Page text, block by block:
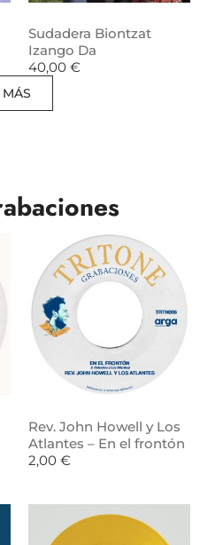
Sudadera Biontzat
Izango Da
40,00 €
Rev. John Howell y Los
Atlantes – En el frontón
2,00 €